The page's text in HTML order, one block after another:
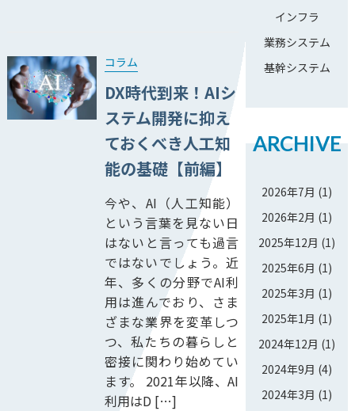
コラム
DX時代到来！AIシ
ステム開発に抑え
ておくべき人工知
能の基礎【前編】
今や、AI（人工知能）
という言葉を見ない日
はないと言っても過言
ではないでしょう。近
年、多くの分野でAI利
用は進んでおり、さま
ざまな業界を変革しつ
つ、私たちの暮らしと
密接に関わり始めてい
ます。 2021年以降、AI
利用はD […]
インフラ
業務システム
基幹システム
ARCHIVE
2026年7月 (1)
2026年2月 (1)
2025年12月 (1)
2025年6月 (1)
2025年3月 (1)
2025年1月 (1)
2024年12月 (1)
2024年9月 (4)
2024年3月 (1)